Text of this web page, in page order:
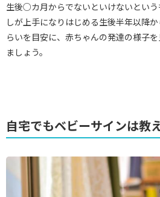
生後○カ月からでないといけないとい
しが上手になりはじめる生後半年以降
らいを目安に、赤ちゃんの発達の様子
ましょう。
自宅でもベビーサインは教